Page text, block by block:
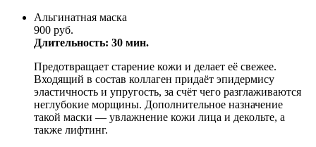
Альгинатная маска
900 руб.
Длительность: 30 мин.
Предотвращает старение кожи и делает её свежее.
Входящий в состав коллаген придаёт эпидермису
эластичность и упругость, за счёт чего разглаживаются
неглубокие морщины. Дополнительное назначение
такой маски — увлажнение кожи лица и декольте, а
также лифтинг.